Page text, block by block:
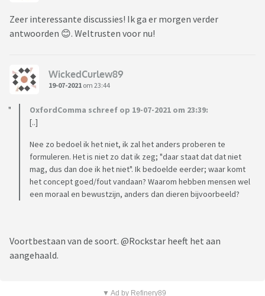
Zeer interessante discussies! Ik ga er morgen verder
antwoorden 😊. Weltrusten voor nu!
WickedCurlew89
19-07-2021 om 23:44
OxfordComma schreef op 19-07-2021 om 23:39:
[..]
Nee zo bedoel ik het niet, ik zal het anders proberen te
formuleren. Het is niet zo dat ik zeg; "daar staat dat dat niet
mag, dus dan doe ik het niet". Ik bedoelde eerder; waar komt
het concept goed/fout vandaan? Waarom hebben mensen wel
een moraal en bewustzijn, anders dan dieren bijvoorbeeld?
Voortbestaan van de soort. @Rockstar heeft het aan
aangehaald.
▼ Ad by Refinery89